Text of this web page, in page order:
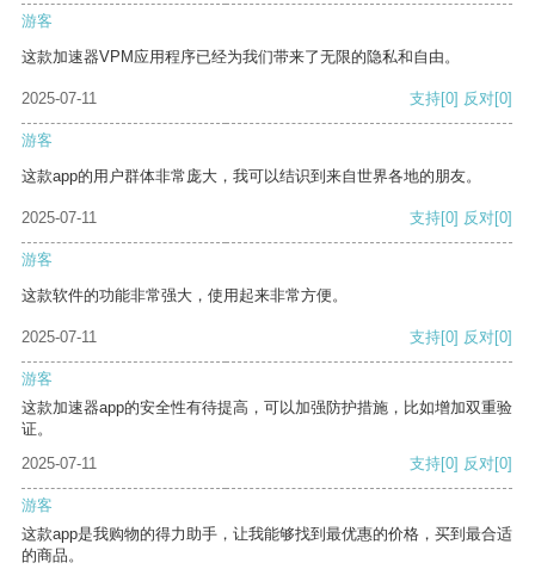
游客
这款加速器VPM应用程序已经为我们带来了无限的隐私和自由。
2025-07-11 支持[0] 反对[0]
游客
这款app的用户群体非常庞大，我可以结识到来自世界各地的朋友。
2025-07-11 支持[0] 反对[0]
游客
这款软件的功能非常强大，使用起来非常方便。
2025-07-11 支持[0] 反对[0]
游客
这款加速器app的安全性有待提高，可以加强防护措施，比如增加双重验
证。
2025-07-11
支持[0] 反对[0]
游客
这款app是我购物的得力助手，让我能够找到最优惠的价格，买到最合适
的商品。